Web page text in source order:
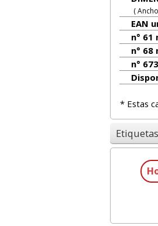
(
EAN
n° 61
n° 68
n°
* Estas